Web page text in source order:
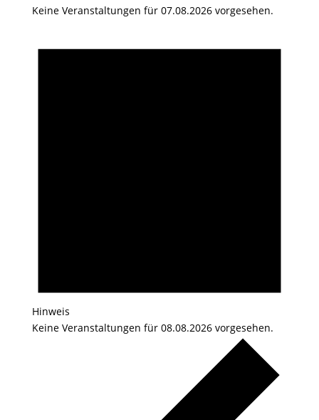
Keine Veranstaltungen für 07.08.2026 vorgesehen.
Hinweis
Keine Veranstaltungen für 08.08.2026 vorgesehen.